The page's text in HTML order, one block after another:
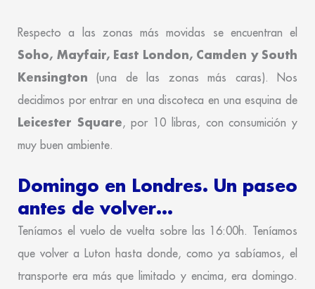
Respecto a las zonas más movidas se encuentran el
Soho, Mayfair, East London, Camden y South
Kensington (una de las zonas más caras). Nos
decidimos por entrar en una discoteca en una esquina de
Leicester Square, por 10 libras, con consumición y
muy buen ambiente.
Domingo en Londres. Un paseo
antes de volver…
Teníamos el vuelo de vuelta sobre las 16:00h. Teníamos
que volver a Luton hasta donde, como ya sabíamos, el
transporte era más que limitado y encima, era domingo.